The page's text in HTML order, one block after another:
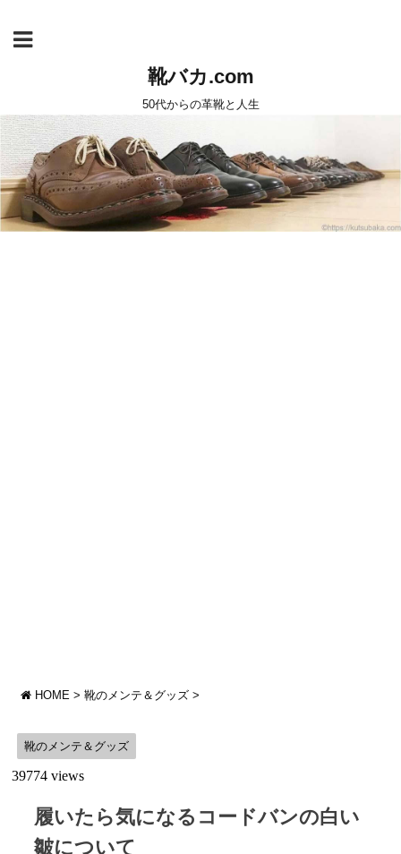
靴バカ.com
50代からの革靴と人生
HOME > 靴のメンテ＆グッズ >
靴のメンテ＆グッズ
39774 views
履いたら気になるコードバンの白い
皺について